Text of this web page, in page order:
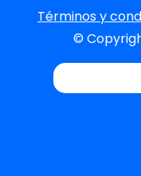
Términos y
©